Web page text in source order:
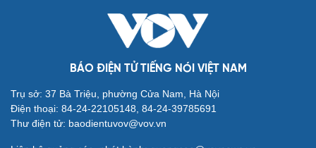
Thoát thua khó tin
TRỰC TIẾP: Họp báo sau trận đấu Việt Nam vs
Campuchia vòng bảng ASEAN Cup 2026
Tin bóng đá 7-8: ĐT Việt Nam gặp bất lợi trước bán kết
ASEAN Cup 2026
Link xem trực tiếp Singapore vs Indonesia vòng bảng
ASEAN Cup 2026